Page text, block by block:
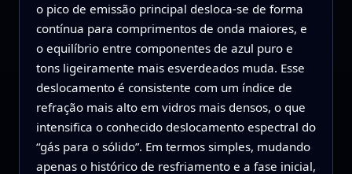
o pico de emissão principal desloca-se de forma
contínua para comprimentos de onda maiores, e
o equilíbrio entre componentes de azul puro e
tons ligeiramente mais esverdeados muda. Esse
deslocamento é consistente com um índice de
refração mais alto em vidros mais densos, o que
intensifica o conhecido deslocamento espectral do
“gás para o sólido”. Em termos simples, mudando
apenas o histórico de resfriamento e a fase inicial,